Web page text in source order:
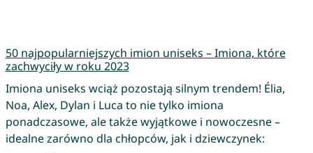
50 najpopularniejszych imion uniseks – Imiona, które
zachwyciły w roku 2023
Imiona uniseks wciąż pozostają silnym trendem! Élia,
Noa, Alex, Dylan i Luca to nie tylko imiona
ponadczasowe, ale także wyjątkowe i nowoczesne –
idealne zarówno dla chłopców, jak i dziewczynek: